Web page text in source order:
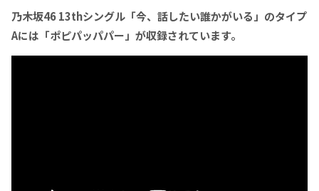
乃木坂46 13thシングル「今、話したい誰かがいる」のタイプ
Aには「ポピパッパパー」が収録されています。